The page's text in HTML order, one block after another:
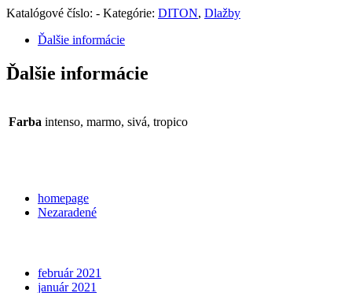
Katalógové číslo: - Kategórie: DITON, Dlažby
Ďalšie informácie
Ďalšie informácie
Farba intenso, marmo, sivá, tropico
homepage
Nezaradené
február 2021
január 2021